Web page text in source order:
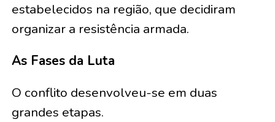
estabelecidos na região, que decidiram
organizar a resistência armada.
As Fases da Luta
O conflito desenvolveu-se em duas
grandes etapas.